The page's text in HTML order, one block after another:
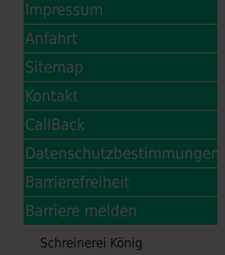
Impressum
Anfahrt
Sitemap
Kontakt
CallBack
Datenschutzbestimmungen
Barrierefreiheit
Barriere melden
Schreinerei König